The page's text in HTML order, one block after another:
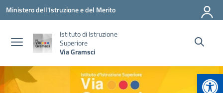
Vai ai contenuti
Vai al menu di navigazione
Vai al footer
Ministero dell'Istruzione e del Merito
Istituto di Istruzione
Superiore
Via Gramsci